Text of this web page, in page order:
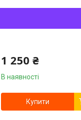
1 250 ₴
В наявності
Купити